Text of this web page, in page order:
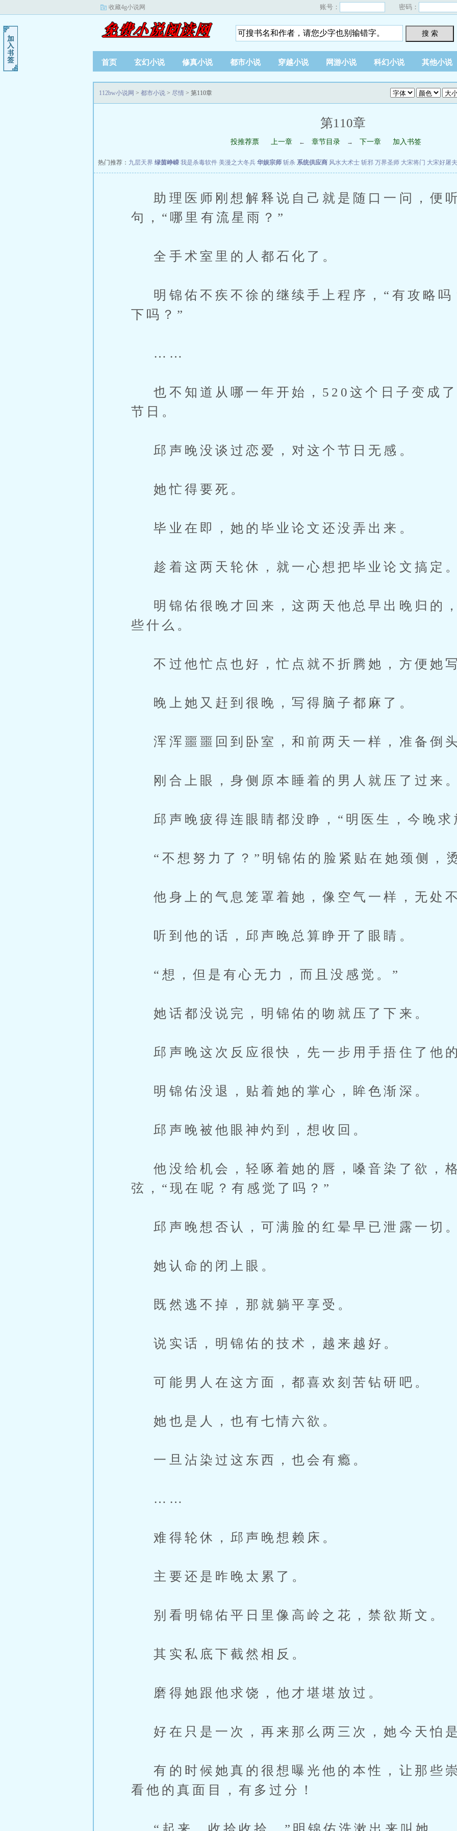
收藏4g小说网 账号： 密码：
搜 索
首页 玄幻小说 修真小说 都市小说 穿越小说 网游小说 科幻小说 其他小说
112bw小说网 > 都市小说 > 尽情 > 第110章
第110章
投推荐票 上一章 ← 章节目录 → 下一章 加入书签
热门推荐： 九层天界 绿茵峥嵘 我是杀毒软件 美漫之大冬兵 华娱宗师 斩杀 系统供应商 风水大术士 斩邪 万界圣师 大宋将门 大宋好屠夫
助理医师刚想解释说自己就是随口一问，便
句，“哪里有流星雨？”
全手术室里的人都石化了。
明锦佑不疾不徐的继续手上程序，“有攻略吗
下吗？”
……
也不知道从哪一年开始，520这个日子变成
节日。
邱声晚没谈过恋爱，对这个节日无感。
她忙得要死。
毕业在即，她的毕业论文还没弄出来。
趁着这两天轮休，就一心想把毕业论文搞定
明锦佑很晚才回来，这两天他总早出晚归的
些什么。
不过他忙点也好，忙点就不折腾她，方便她
晚上她又赶到很晚，写得脑子都麻了。
浑浑噩噩回到卧室，和前两天一样，准备倒
刚合上眼，身侧原本睡着的男人就压了过来
邱声晚疲得连眼睛都没睁，“明医生，今晚求
“不想努力了？”明锦佑的脸紧贴在她颈侧，
他身上的气息笼罩着她，像空气一样，无处
听到他的话，邱声晚总算睁开了眼睛。
“想，但是有心无力，而且没感觉。”
她话都没说完，明锦佑的吻就压了下来。
邱声晚这次反应很快，先一步用手捂住了他
明锦佑没退，贴着她的掌心，眸色渐深。
邱声晚被他眼神灼到，想收回。
他没给机会，轻啄着她的唇，嗓音染了欲，
弦，“现在呢？有感觉了吗？”
邱声晚想否认，可满脸的红晕早已泄露一切
她认命的闭上眼。
既然逃不掉，那就躺平享受。
说实话，明锦佑的技术，越来越好。
可能男人在这方面，都喜欢刻苦钻研吧。
她也是人，也有七情六欲。
一旦沾染过这东西，也会有瘾。
……
难得轮休，邱声晚想赖床。
主要还是昨晚太累了。
别看明锦佑平日里像高岭之花，禁欲斯文。
其实私底下截然相反。
磨得她跟他求饶，他才堪堪放过。
好在只是一次，再来那么两三次，她今天怕
有的时候她真的很想曝光他的本性，让那些
看他的真面目，有多过分！